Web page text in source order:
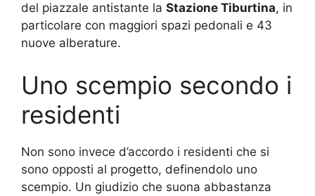
del piazzale antistante la Stazione Tiburtina, in
particolare con maggiori spazi pedonali e 43
nuove alberature.
Uno scempio secondo i
residenti
Non sono invece d’accordo i residenti che si
sono opposti al progetto, definendolo uno
scempio. Un giudizio che suona abbastanza